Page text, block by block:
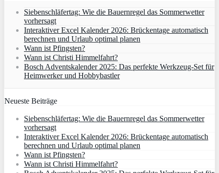
Siebenschläfertag: Wie die Bauernregel das Sommerwetter
vorhersagt
Interaktiver Excel Kalender 2026: Brückentage automatisch
berechnen und Urlaub optimal planen
Wann ist Pfingsten?
Wann ist Christi Himmelfahrt?
Bosch Adventskalender 2025: Das perfekte Werkzeug-Set für
Heimwerker und Hobbybastler
Neueste Beiträge
Siebenschläfertag: Wie die Bauernregel das Sommerwetter
vorhersagt
Interaktiver Excel Kalender 2026: Brückentage automatisch
berechnen und Urlaub optimal planen
Wann ist Pfingsten?
Wann ist Christi Himmelfahrt?